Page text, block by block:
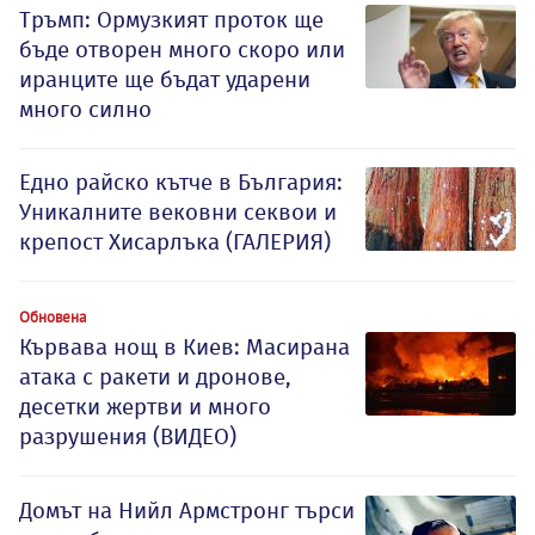
Тръмп: Ормузкият проток ще
бъде отворен много скоро или
иранците ще бъдат ударени
много силно
Едно райско кътче в България:
Уникалните вековни секвои и
крепост Хисарлъка (ГАЛЕРИЯ)
Обновена
Кървава нощ в Киев: Масирана
атака с ракети и дронове,
десетки жертви и много
разрушения (ВИДЕО)
Домът на Нийл Армстронг търси